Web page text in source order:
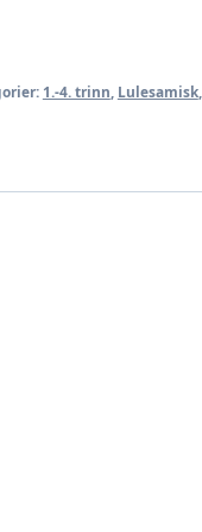
1.-4. trinn Lulesamisk,